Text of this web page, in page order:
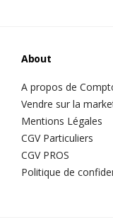
About
A propos de
Vendre sur la
Mentions Légales
CGV Particuliers
CGV PROS
Politique de